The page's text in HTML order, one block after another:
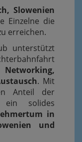
Slowenien
Einzelne die
erreichen.
unterstützt
Networking,
. Mit
Anteil der
ein solides
in
und